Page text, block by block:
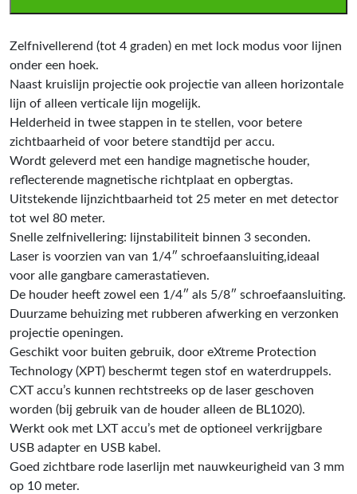
Zelfnivellerend (tot 4 graden) en met lock modus voor lijnen
onder een hoek.
Naast kruislijn projectie ook projectie van alleen horizontale
lijn of alleen verticale lijn mogelijk.
Helderheid in twee stappen in te stellen, voor betere
zichtbaarheid of voor betere standtijd per accu.
Wordt geleverd met een handige magnetische houder,
reflecterende magnetische richtplaat en opbergtas.
Uitstekende lijnzichtbaarheid tot 25 meter en met detector
tot wel 80 meter.
Snelle zelfnivellering: lijnstabiliteit binnen 3 seconden.
Laser is voorzien van van 1/4″ schroefaansluiting,ideaal
voor alle gangbare camerastatieven.
De houder heeft zowel een 1/4″ als 5/8″ schroefaansluiting.
Duurzame behuizing met rubberen afwerking en verzonken
projectie openingen.
Geschikt voor buiten gebruik, door eXtreme Protection
Technology (XPT) beschermt tegen stof en waterdruppels.
CXT accu’s kunnen rechtstreeks op de laser geschoven
worden (bij gebruik van de houder alleen de BL1020).
Werkt ook met LXT accu’s met de optioneel verkrijgbare
USB adapter en USB kabel.
Goed zichtbare rode laserlijn met nauwkeurigheid van 3 mm
op 10 meter.